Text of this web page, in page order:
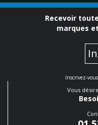
Recevoir
marques
Inscrivez-
Vous